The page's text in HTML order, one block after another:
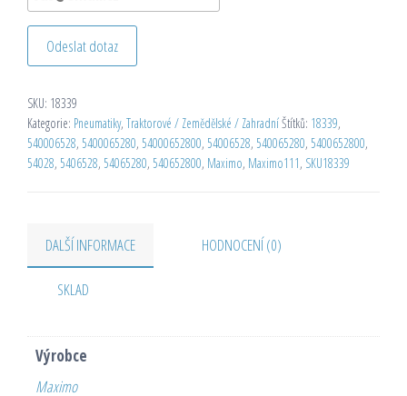
Odeslat dotaz
SKU: 18339
Kategorie: Pneumatiky, Traktorové / Zemědělské / ZahradníŠtítků: 18339,
540006528, 5400065280, 54000652800, 54006528, 540065280, 5400652800,
54028, 5406528, 54065280, 540652800, Maximo, Maximo111, SKU18339
DALŠÍ INFORMACE HODNOCENÍ (0)
SKLAD
Výrobce
Maximo